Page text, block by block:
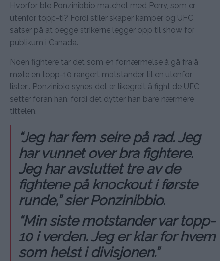
Hvorfor ble Ponzinibbio matchet med Perry, som er
utenfor topp-ti? Fordi stiler skaper kamper, og UFC
satser på at begge strikerne legger opp til show for
publikum i Canada.
Noen fightere tar det som en fornærmelse å gå fra å
møte en topp-10 rangert motstander til en utenfor
listen. Ponzinibio synes det er likegreit å fight de UFC
setter foran han, fordi det dytter han bare nærmere
tittelen.
“Jeg har fem seire på rad. Jeg
har vunnet over bra fightere.
Jeg har avsluttet tre av de
fightene på knockout i første
runde,” sier Ponzinibbio.
“Min siste motstander var topp-
10 i verden. Jeg er klar for hvem
som helst i divisjonen.”